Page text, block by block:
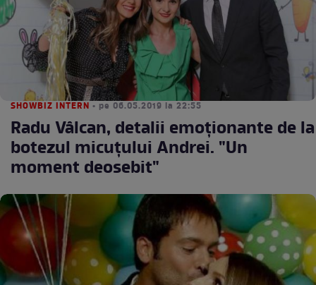
SHOWBIZ INTERN • pe 06.05.2019 la 22:55
Radu Vâlcan, detalii emoţionante de la
botezul micuţului Andrei. "Un
moment deosebit"